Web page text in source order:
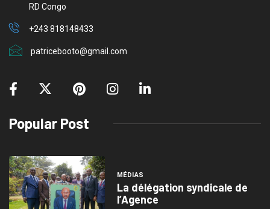
RD Congo
+243 818148433
patricebooto@gmail.com
Popular Post
MÉDIAS
La délégation syndicale de
l’Agence